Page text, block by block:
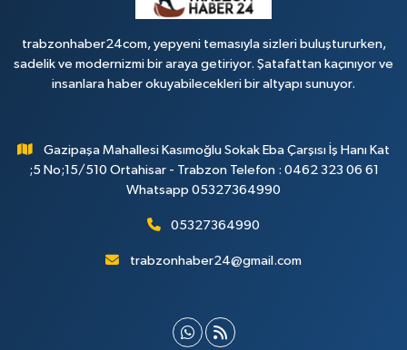
trabzonhaber24com, yepyeni temasıyla sizleri buluştururken,
sadelik ve modernizmi bir araya getiriyor. Şatafattan kaçınıyor ve
insanlara haber okuyabilecekleri bir altyapı sunuyor.
Gazipaşa Mahallesi Kasımoğlu Sokak Eba Çarşısı İş Hanı Kat
;5 No;15/510 Ortahisar - Trabzon Telefon : 0462 323 06 61
Whatsapp 05327364990
05327364990
trabzonhaber24@gmail.com